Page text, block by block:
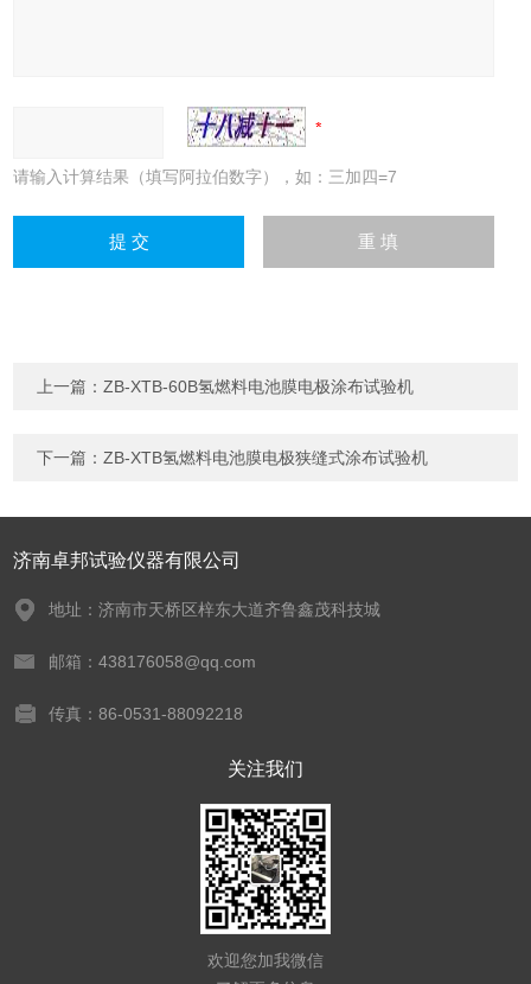
请输入计算结果（填写阿拉伯数字），如：三加四=7
上一篇：ZB-XTB-60B氢燃料电池膜电极涂布试验机
下一篇：ZB-XTB氢燃料电池膜电极狭缝式涂布试验机
济南卓邦试验仪器有限公司
地址：济南市天桥区梓东大道齐鲁鑫茂科技城
邮箱：438176058@qq.com
传真：86-0531-88092218
关注我们
欢迎您加我微信